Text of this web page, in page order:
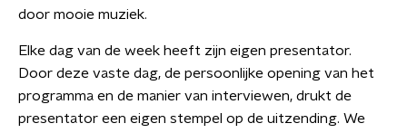
door mooie muziek.
Elke dag van de week heeft zijn eigen presentator.
Door deze vaste dag, de persoonlijke opening van het
programma en de manier van interviewen, drukt de
presentator een eigen stempel op de uitzending. We